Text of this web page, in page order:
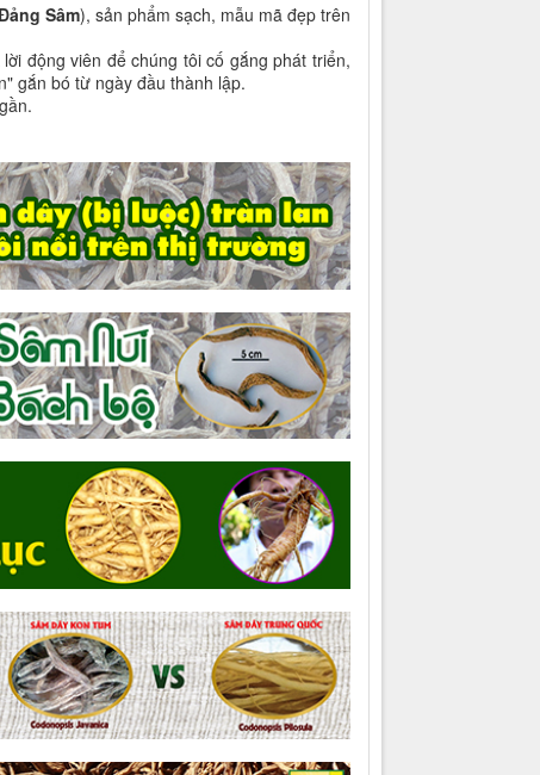
Sâm), sản phẩm sạch, mẫu mã đẹp trên
động viên để chúng tôi cố gắng phát triển,
gắn bó từ ngày đầu thành lập.